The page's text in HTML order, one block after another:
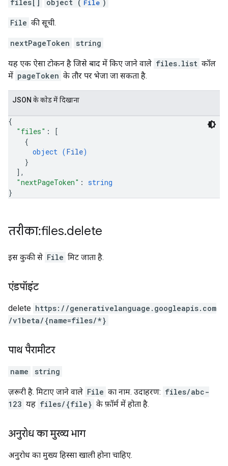
files[]
object ( File )
File की सूची.
nextPageToken string
यह एक ऐसा टोकन है जिसे बाद में किए जाने वाले files.list कॉल
में pageToken के तौर पर भेजा जा सकता है.
JSON के काेड में दिखाना
{
"files" :
[
{
object (File)
}
] ,
"nextPageToken" : string
}
तरीका: files.delete
इस कुकी से File मिट जाता है.
एंडपॉइंट
delete https: / /generativelanguage.googleapis.com
/v1beta/{name=files/*}
पाथ पैरामीटर
name string
ज़रूरी है. मिटाए जाने वाले File का नाम. उदाहरण: files/abc-
123 यह files/{file} के फ़ॉर्म में होता है.
अनुरोध का मुख्य भाग
अनुरोध का मुख्य हिस्सा खाली होना चाहिए.